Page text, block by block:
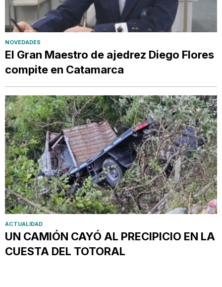
NOVEDADES
El Gran Maestro de ajedrez Diego Flores
compite en Catamarca
ACTUALIDAD
UN CAMIÓN CAYÓ AL PRECIPICIO EN LA
CUESTA DEL TOTORAL